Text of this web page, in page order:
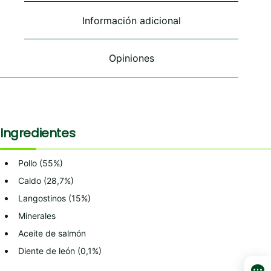
página
la
página
producto
página
Información adicional
Opiniones
Ingredientes
Pollo (55%)
Caldo (28,7%)
Langostinos (15%)
Minerales
Aceite de salmón
Diente de león (0,1%)